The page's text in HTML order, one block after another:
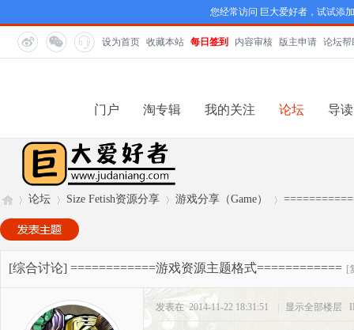
您经常访问 巨大爱好者，试试添
设为首页 收藏本站 每日签到 内容审核 版主申请 论坛帮
门户 淘专辑 我的关注 论坛 导读
巨»
论坛
›
Size Fetish资源分享
›
游戏分享（Game）
›
[综合讨论] ============游戏资源主题格式============ [
发表在 2014-11-22 18:31:51 显示全部楼层